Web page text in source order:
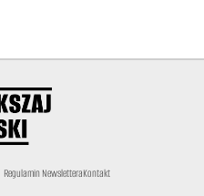
Regulamin NewsletteraKontakt